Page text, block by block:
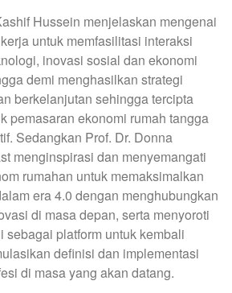
Hussein menjelaskan mengenai
untuk memfasilitasi interaksi
inovasi sosial dan ekonomi
demi menghasilkan strategi
berkelanjutan sehingga tercipta
pemasaran ekonomi rumah tangga
Sedangkan Prof. Dr. Donna
menginspirasi dan menyemangati
rumahan untuk memaksimalkan
era 4.0 dengan menghubungkan
di masa depan, serta menyoroti
sebagai platform untuk kembali
definisi dan implementasi
di masa yang akan datang.